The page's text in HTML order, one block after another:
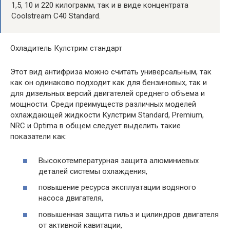
1,5, 10 и 220 килограмм, так и в виде концентрата
Coolstream C40 Standard.
Охладитель Кулстрим стандарт
Этот вид антифриза можно считать универсальным, так
как он одинаково подходит как для бензиновых, так и
для дизельных версий двигателей среднего объема и
мощности. Среди преимуществ различных моделей
охлаждающей жидкости Кулстрим Standard, Premium,
NRC и Optima в общем следует выделить такие
показатели как:
Высокотемпературная защита алюминиевых
деталей системы охлаждения,
повышение ресурса эксплуатации водяного
насоса двигателя,
повышенная защита гильз и цилиндров двигателя
от активной кавитации,